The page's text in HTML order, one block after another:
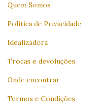
Quem Somos
Política de Privacidade
Idealizadora
Trocas e devoluções
Onde encontrar
Termos e Condições